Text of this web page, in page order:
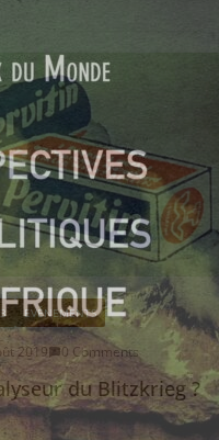
EVÉNEMENTS
2019 0 Comments
du Blitzkrieg ?